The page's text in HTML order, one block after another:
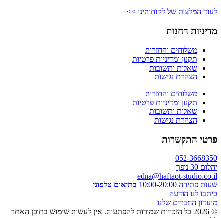
לעוד המלצות של לקוחותינו >>
מדיניות החנות
משלוחים והחזרות
תקנון ומדיניות פרטיות
שאלות ותשובות
הצהרת נגישות
משלוחים והחזרות
תקנון ומדיניות פרטיות
שאלות ותשובות
הצהרת נגישות
פרטי התקשרות
052-3668350
יהלום 30 נופך
edna@haftaot-studio.co.il
שעות פתיחה 10:00-20:00
בתיאום טלפוני
כיתבו לנו הודעה
מועדון החברים שלנו
© 2026 כל הזכויות שמורות להפתעות. אין לעשות שימוש בתוכן האתר